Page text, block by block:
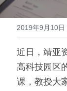
2019年9月10日
近日，靖亚
高科技园区
课，教授大